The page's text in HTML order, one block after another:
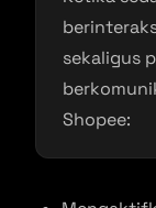
sekaligus
Shopee: